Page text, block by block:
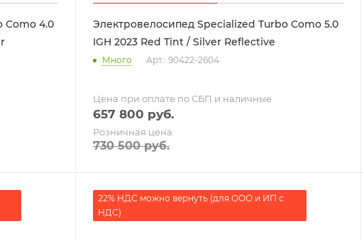
Como 4.0
Электровелосипед Specialized Turbo Como 5.0
IGH 2023 Red Tint / Silver Reflective
Много Арт.: 90422-2604
Цена при оплате по СБП и наличные
657 800 руб.
Розничная цена
730 500руб.
22% НДС можно вернуть (для ООО и ИП с
НДС)